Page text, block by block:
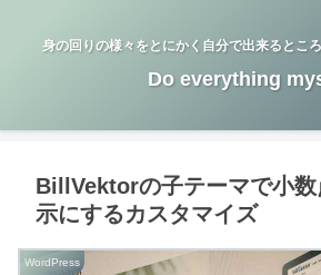
身の回りの様々をとにかく自分で出来るとこ
Do everything
BillVektorの子テーマで小数
示にするカスタマイズ
WordPress